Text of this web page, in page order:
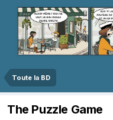
Toute la BD
The Puzzle Game